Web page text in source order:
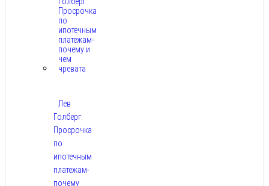
Лев
Голберг:
Просрочка
по
ипотечным
платежам-
почему